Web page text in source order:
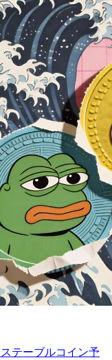
ステーブルコイン予